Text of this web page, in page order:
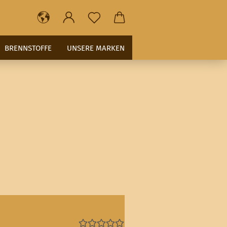
BRENNSTOFFE UNSERE MARKEN